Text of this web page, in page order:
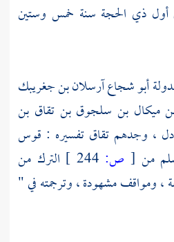
ذي الحجة سنة خمس وستين
أبو شجاع آرسلان بن جغريبك
ميكال بن سلجوق بن تقاق بن
، وجدهم تقاق تفسيره : قوس
من [ ص:
الترك من
، ومواقف مشهودة ، وترجمته في "